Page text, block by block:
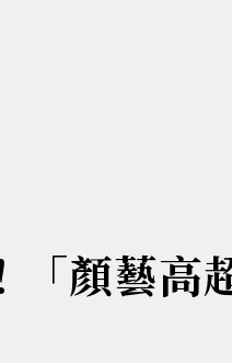
「顏藝高